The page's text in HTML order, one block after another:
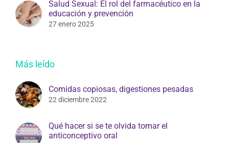
educación y prevención
27 enero 2025
22 diciembre 2022
anticonceptivo oral
27 octubre 2016